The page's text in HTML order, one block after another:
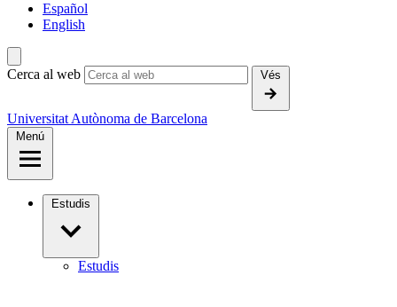
Español
English
Cerca al web Vés
Universitat Autònoma de Barcelona
Menú
Estudis
Estudis